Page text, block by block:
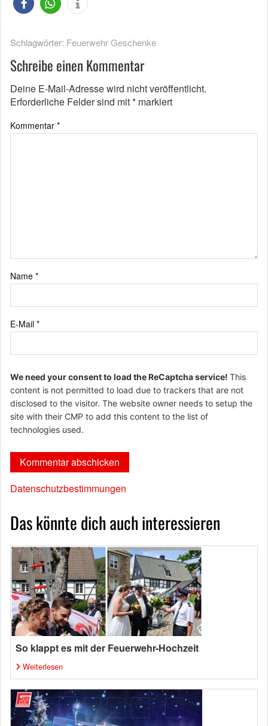
Schlagwörter: Feuerwehr Geschenke
Schreibe einen Kommentar
Deine E-Mail-Adresse wird nicht veröffentlicht.
Erforderliche Felder sind mit* markiert
Kommentar *
Name *
E-Mail *
We need your consent to load the ReCaptcha service! This
content is not permitted to load due to trackers that are not
disclosed to the visitor. The website owner needs to setup the
site with their CMP to add this content to the list of
technologies used.
Datenschutzbestimmungen
Das könnte dich auch interessieren
So klappt es mit der Feuerwehr-Hochzeit
Weiterlesen